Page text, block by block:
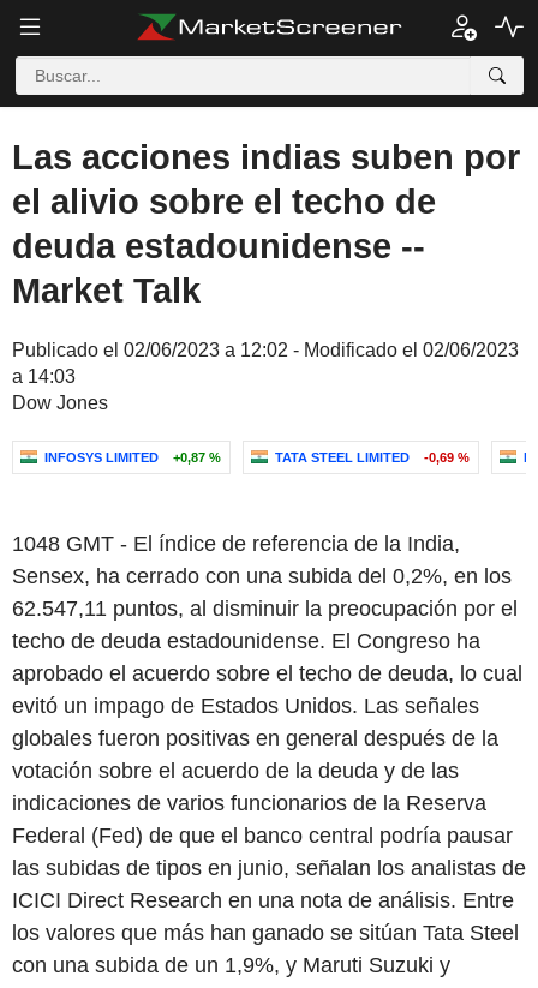
Las acciones indias suben por
el alivio sobre el techo de
deuda estadounidense --
Market Talk
Publicado el 02/06/2023 a 12:02 - Modificado el 02/06/2023
a 14:03
Dow Jones
INFOSYS LIMITED +0,87 % TATA STEEL LIMITED -0,69 %
1048 GMT - El índice de referencia de la India,
Sensex, ha cerrado con una subida del 0,2%, en los
62.547,11 puntos, al disminuir la preocupación por el
techo de deuda estadounidense. El Congreso ha
aprobado el acuerdo sobre el techo de deuda, lo cual
evitó un impago de Estados Unidos. Las señales
globales fueron positivas en general después de la
votación sobre el acuerdo de la deuda y de las
indicaciones de varios funcionarios de la Reserva
Federal (Fed) de que el banco central podría pausar
las subidas de tipos en junio, señalan los analistas de
ICICI Direct Research en una nota de análisis. Entre
los valores que más han ganado se sitúan Tata Steel
con una subida de un 1,9%, y Maruti Suzuki y